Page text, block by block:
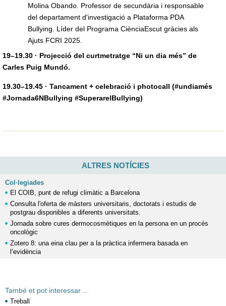
Molina Obando. Professor de secundària i responsable
del departament d'investigació a Plataforma PDA
Bullying. Líder del Programa CiènciaEscut gràcies als
Ajuts FCRI 2025.
19–19.30 · Projecció del curtmetratge “Ni un dia més” de
Carles Puig Mundó.
19.30–19.45 · Tancament + celebració i photocall (#undiamés
#Jornada6NBullying #SuperarelBullying)
ALTRES NOTÍCIES
Col·legiades
El COIB, punt de refugi climàtic a Barcelona
Consulta l'oferta de màsters universitaris, doctorats i estudis de
postgrau disponibles a diferents universitats.
Jornada sobre cures dermocosmètiques en la persona en un procés
oncològic
Zotero 8: una eina clau per a la pràctica infermera basada en
l’evidència
També et pot interessar ...
Treball